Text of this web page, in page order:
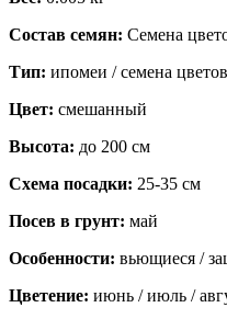
Состав семян: Семена
Тип: ипомеи / семена
Цвет: смешанный
Высота: до 200 см
Схема посадки: 25-35 см
Посев в грунт: май
Особенности: вьющиеся /
Цветение: июнь / июль /